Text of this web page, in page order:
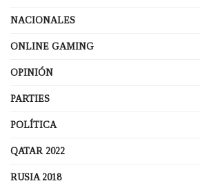
NACIONALES
ONLINE GAMING
OPINIÓN
PARTIES
POLÍTICA
QATAR 2022
RUSIA 2018